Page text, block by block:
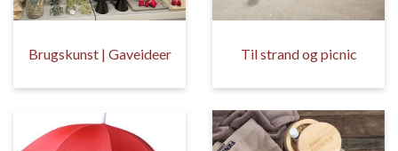
Brugskunst | Gaveideer Til strand og picnic